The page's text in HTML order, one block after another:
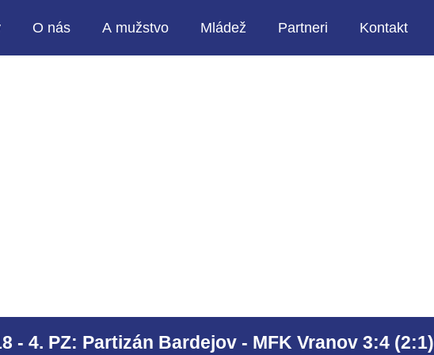
O nás A mužstvo Mládež Partneri Kontakt
- 4. PZ: Partizán Bardejov - MFK Vranov 3:4 (2:1)